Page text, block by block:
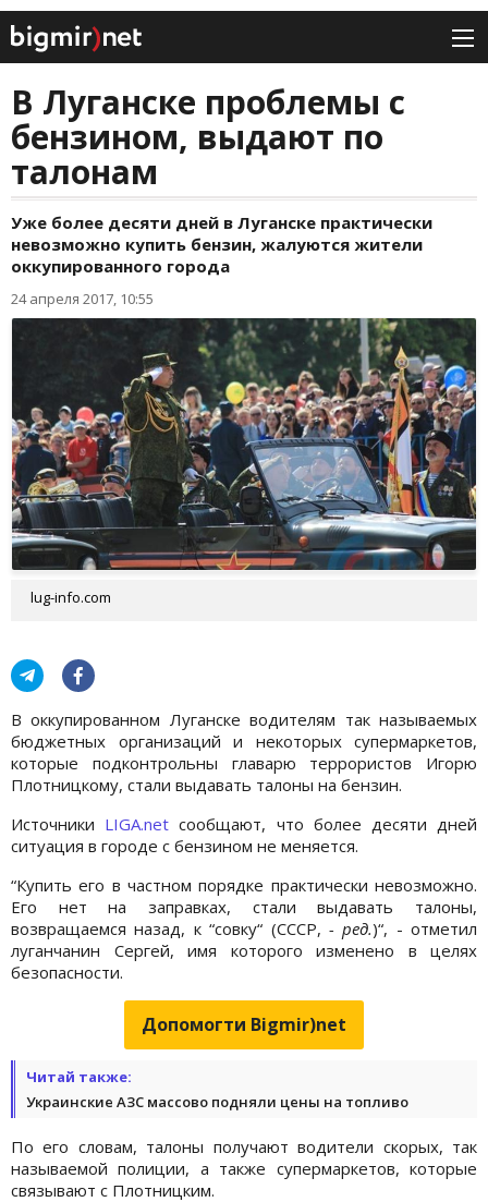
В Луганске проблемы с
бензином, выдают по
талонам
Уже более десяти дней в Луганске практически
невозможно купить бензин, жалуются жители
оккупированного города
24 апреля 2017, 10:55
lug-info.com
В оккупированном Луганске водителям так называемых
бюджетных организаций и некоторых супермаркетов,
которые подконтрольны главарю террориcтов Игорю
Плотницкому, стали выдавать талоны на бензин.
Источники LIGA.net сообщают, что более десяти дней
ситуация в городе с бензином не меняется.
“Купить его в частном порядке практически невозможно.
Его нет на заправках, стали выдавать талоны,
возвращаемся назад, к “совку“ (СССР, - ред.)“, - отметил
луганчанин Сергей, имя которого изменено в целях
безопасности.
Допомогти Bigmir)net
Читай также:
Украинские АЗС массово подняли цены на топливо
По его словам, талоны получают водители скорых, так
называемой полиции, а также супермаркетов, которые
связывают с Плотницким.